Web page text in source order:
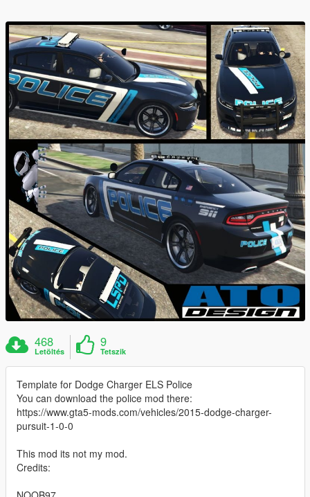
468
Letöltés
9
Tetszik
Template for Dodge Charger ELS Police
You can download the police mod there:
https://www.gta5-mods.com/vehicles/2015-dodge-charger-
pursuit-1-0-0
This mod its not my mod.
Credits: